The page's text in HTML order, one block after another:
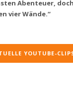
Abenteuer,
vier Wände.“
YOUTUBE-